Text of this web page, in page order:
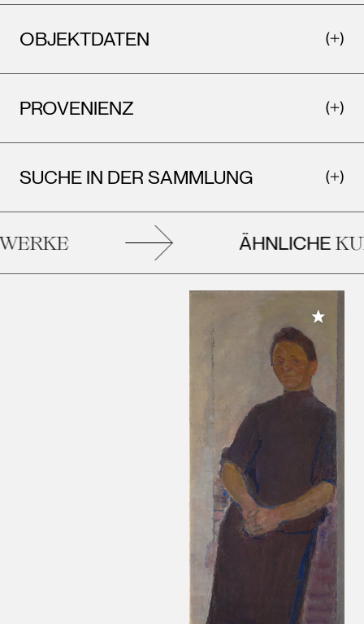
OBJEKTDATEN
PROVENIENZ
SUCHE IN DER SAMMLUNG
ÄHNLICHE
Meiner